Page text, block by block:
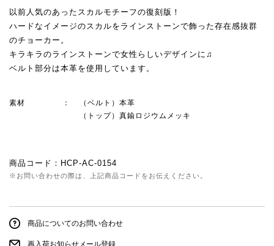
以前人気のあったスカルモチーフの復刻版！
ハードなイメージのスカルをラインストーンで飾った存在感抜群
のチョーカー。
キラキラのラインストーンで女性らしいデザインに♫
ベルト部分は本革を使用しています。
素材
（ベルト）本革
（トップ）真鍮ロジウムメッキ
商品コード： HCP-AC-0154